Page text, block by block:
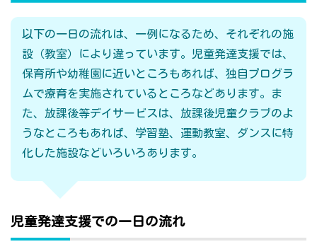
以下の一日の流れは、一例になるため、それぞれの施
設（教室）により違っています。児童発達支援では、
保育所や幼稚園に近いところもあれば、独自プログラ
ムで療育を実施されているところなどあります。ま
た、放課後等デイサービスは、放課後児童クラブのよ
うなところもあれば、学習塾、運動教室、ダンスに特
化した施設などいろいろあります。
児童発達支援での一日の流れ